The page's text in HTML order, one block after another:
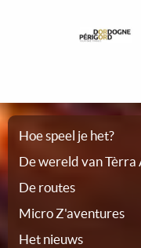
Plattegrond
Hoe speel je het?
De wereld van Tèrra
De routes
Micro Z'aventures
Het nieuws